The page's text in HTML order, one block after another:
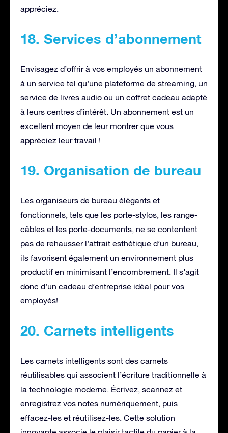
appréciez.
18. Services d’abonnement
Envisagez d’offrir à vos employés un abonnement
à un service tel qu’une plateforme de streaming, un
service de livres audio ou un coffret cadeau adapté
à leurs centres d’intérêt. Un abonnement est un
excellent moyen de leur montrer que vous
appréciez leur travail !
19. Organisation de bureau
Les organiseurs de bureau élégants et
fonctionnels, tels que les porte-stylos, les range-
câbles et les porte-documents, ne se contentent
pas de rehausser l’attrait esthétique d’un bureau,
ils favorisent également un environnement plus
productif en minimisant l’encombrement. Il s’agit
donc d’un cadeau d’entreprise idéal pour vos
employés!
20. Carnets intelligents
Les carnets intelligents sont des carnets
réutilisables qui associent l’écriture traditionnelle à
la technologie moderne. Écrivez, scannez et
enregistrez vos notes numériquement, puis
effacez-les et réutilisez-les. Cette solution